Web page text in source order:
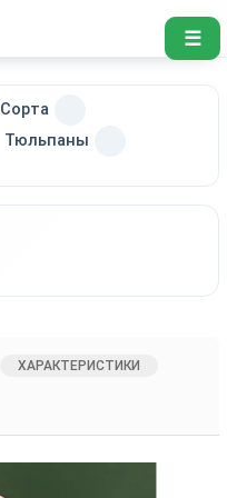
☰
Сорта
Тюльпаны
ХАРАКТЕРИСТИКИ